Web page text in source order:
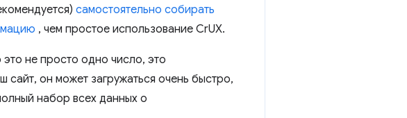
самостоятельно собирать
, чем простое использование CrUX.
не просто одно число, это
он может загружаться очень быстро,
набор всех данных о